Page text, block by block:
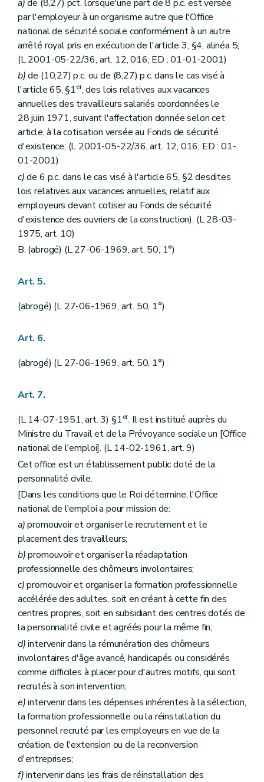
a)de (8,27) pct. lorsque'une part de 8 p.c. est versée
par l'employeur à un organisme autre que l'Office
national de sécurité sociale conformément à un autre
arrêté royal pris en exécution de l'article 3, §4, alinéa 5;
(L 2001-05-22/36, art. 12, 016; ED : 01-01-2001)
b)de (10,27) p.c. ou de (8,27) p.c. dans le cas visé à
l'article 65, §1er, des lois relatives aux vacances
annuelles des travailleurs salariés coordonnées le
28 juin 1971, suivant l'affectation donnée selon cet
article, à la cotisation versée au Fonds de sécurité
d'existence; (L 2001-05-22/36, art. 12, 016; ED : 01-
01-2001)
c)de 6 p.c. dans le cas visé à l'article 65, §2 desdites
lois relatives aux vacances annuelles, relatif aux
employeurs devant cotiser au Fonds de sécurité
d'existence des ouvriers de la construction). (L 28-03-
1975, art. 10)
B. (abrogé) (L 27-06-1969, art. 50, 1°)
Art. 5.
(abrogé) (L 27-06-1969, art. 50, 1°)
Art. 6.
(abrogé) (L 27-06-1969, art. 50, 1°)
Art. 7.
(L 14-07-1951, art. 3) §1er. Il est institué auprès du
Ministre du Travail et de la Prévoyance sociale un [Office
national de l'emploi]. (L 14-02-1961, art. 9)
Cet office est un établissement public doté de la
personnalité civile.
[Dans les conditions que le Roi détermine, l'Office
national de l'emploi a pour mission de:
a)promouvoir et organiser le recrutement et le
placement des travailleurs;
b)promouvoir et organiser la réadaptation
professionnelle des chômeurs involontaires;
c)promouvoir et organiser la formation professionnelle
accélérée des adultes, soit en créant à cette fin des
centres propres, soit en subsidiant des centres dotés de
la personnalité civile et agréés pour la même fin;
d)intervenir dans la rémunération des chômeurs
involontaires d'âge avancé, handicapés ou considérés
comme difficiles à placer pour d'autres motifs, qui sont
recrutés à son intervention;
e)intervenir dans les dépenses inhérentes à la sélection,
la formation professionnelle ou la réinstallation du
personnel recruté par les employeurs en vue de la
création, de l'extension ou de la reconversion
d'entreprises;
f)intervenir dans les frais de réinstallation des